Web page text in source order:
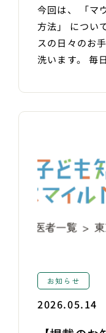
今回は、 「マ
方法」 につい
スの日々のお
洗います。 毎
お知らせ
2026.05.14